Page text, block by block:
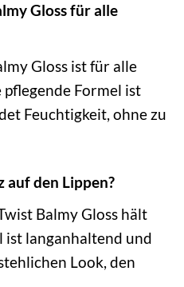
Gloss für alle
Gloss ist für alle
Formel ist
Feuchtigkeit, ohne zu
auf den Lippen?
Balmy Gloss hält
ist langanhaltend und
Look, den